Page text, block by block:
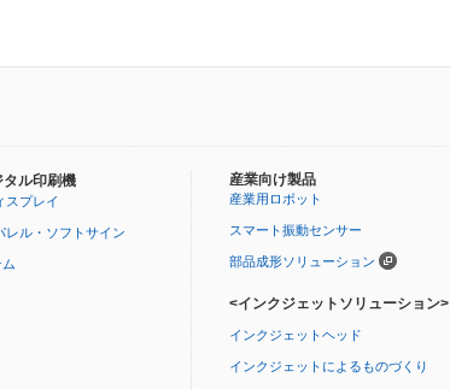
ル印刷機
スプレイ
レル・ソフトサイン
産業向け製品
産業用ロボット
スマート振動センサー
部品成形ソリューション
<インクジェットソリューション>
インクジェットヘッド
インクジェットによるものづくり